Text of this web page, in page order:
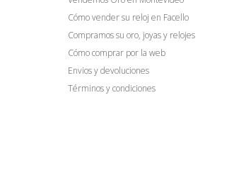
Cómo vender su reloj en Facello
Compramos su oro, joyas y relojes
Cómo comprar por la web
Envios y devoluciones
Términos y condiciones